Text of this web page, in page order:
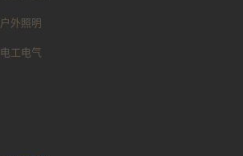
户外照明
电工电气